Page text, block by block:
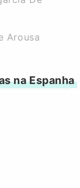
Arousa
na Espanha